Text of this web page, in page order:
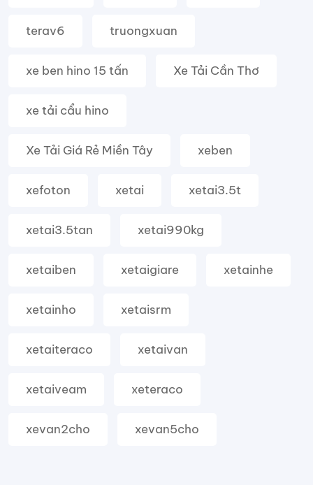
terav6 truongxuan
xe ben hino 15 tấn Xe Tải Cần Thơ
xe tải cẩu hino
Xe Tải Giá Rẻ Miền Tây xeben
xefoton xetai xetai3.5t
xetai3.5tan xetai990kg
xetaiben xetaigiare xetainhe
xetainho xetaisrm
xetaiteraco xetaivan
xetaiveam xeteraco
xevan2cho xevan5cho